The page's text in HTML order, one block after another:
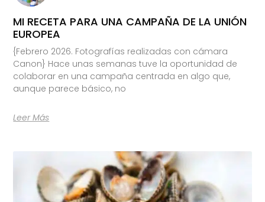
MI RECETA PARA UNA CAMPAÑA DE LA UNIÓN
EUROPEA
{Febrero 2026. Fotografías realizadas con cámara
Canon} Hace unas semanas tuve la oportunidad de
colaborar en una campaña centrada en algo que,
aunque parece básico, no
Leer Más